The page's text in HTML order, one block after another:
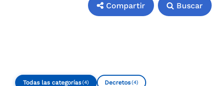
Compartir Buscar
Todas las categorías(4) Decretos(4)